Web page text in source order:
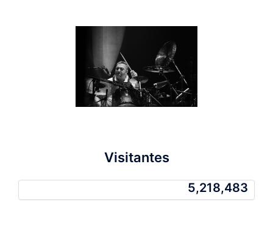
Visitantes
5,218,483
5,218,483